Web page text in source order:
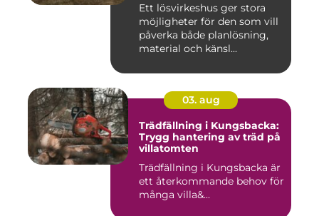
Ett lösvirkeshus ger stora
möjligheter för den som vill
påverka både planlösning,
material och känsl...
03. aug
Trädfällning i Kungsbacka:
Trygg hantering av träd på
villatomten
Trädfällning i Kungsbacka är
ett återkommande behov för
många villa&...